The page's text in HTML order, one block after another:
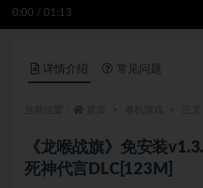
0:00 / 01:13
详情介绍 常见问题
《龙喉战旗》免安装
死神代言DLC[123M]